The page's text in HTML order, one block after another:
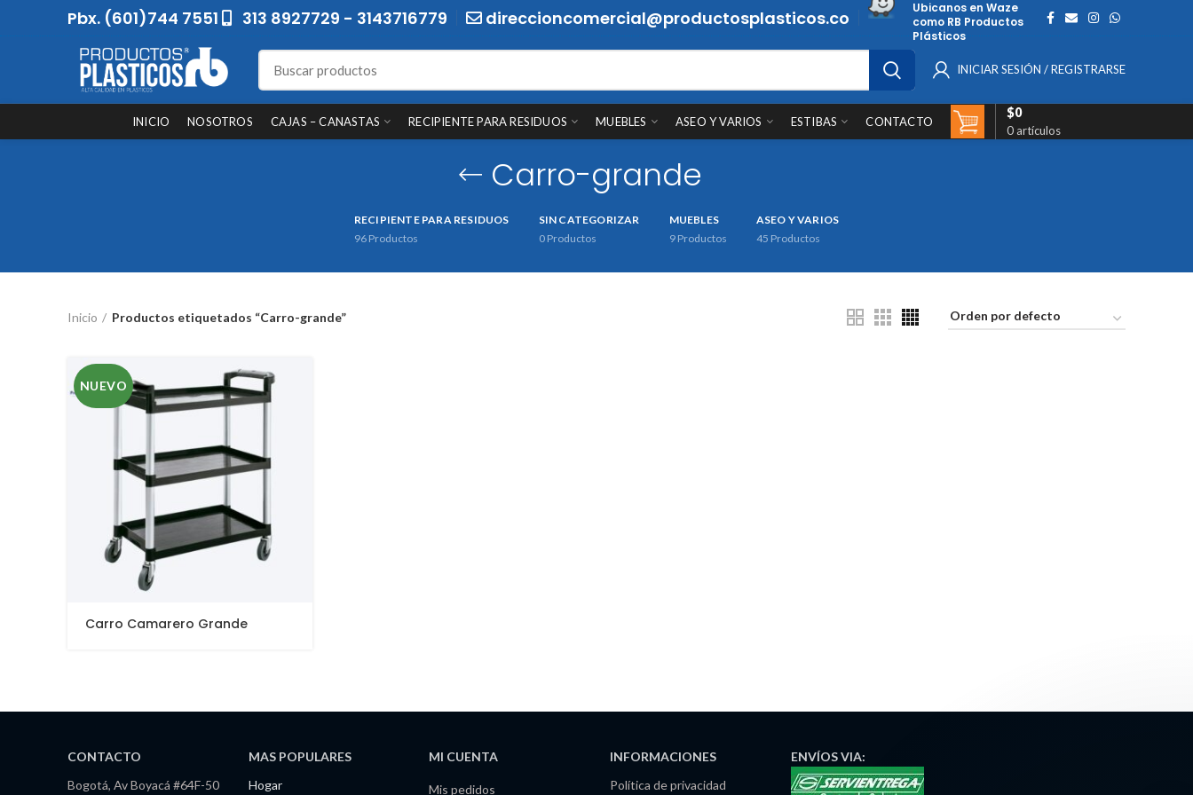
Pbx. (601)744 7551 313 8927729 - 3143716779 direccioncomercial@productosplasticos.co
Ubicanos en Waze
como RB Productos
Plásticos
INICIAR SESIÓN / REGISTRARSE
INICIO NOSOTROS CAJAS – CANASTAS RECIPIENTE PARA RESIDUOS MUEBLES ASEO Y VARIOS ESTIBAS CONTACTO
0 artículos
$0
Carro-grande
RECIPIENTE PARA RESIDUOS
96 Productos
SIN CATEGORIZAR
0 Productos
MUEBLES
9 Productos
ASEO Y VARIOS
45 Productos
Inicio Productos etiquetados “Carro-grande”
NUEVO
Carro Camarero Grande
CONTACTO
Bogotá, Av Boyacá #64F-50
MAS POPULARES
Hogar
MI CUENTA
Mis pedidos
INFORMACIONES
Política de privacidad
ENVÍOSVIA: